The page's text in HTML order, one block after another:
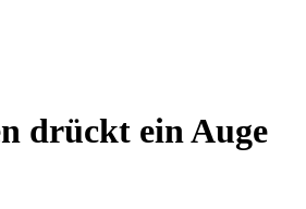
drückt ein Auge